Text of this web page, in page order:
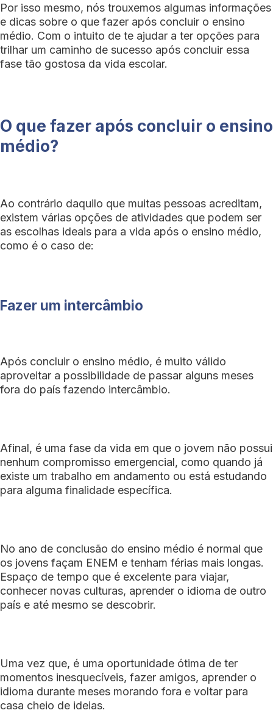
Por isso mesmo, nós trouxemos algumas informações
e dicas sobre o que fazer após concluir o ensino
médio. Com o intuito de te ajudar a ter opções para
trilhar um caminho de sucesso após concluir essa
fase tão gostosa da vida escolar.
O que fazer após concluir o ensino
médio?
Ao contrário daquilo que muitas pessoas acreditam,
existem várias opções de atividades que podem ser
as escolhas ideais para a vida após o ensino médio,
como é o caso de:
Fazer um intercâmbio
Após concluir o ensino médio, é muito válido
aproveitar a possibilidade de passar alguns meses
fora do país fazendo intercâmbio.
Afinal, é uma fase da vida em que o jovem não possui
nenhum compromisso emergencial, como quando já
existe um trabalho em andamento ou está estudando
para alguma finalidade específica.
No ano de conclusão do ensino médio é normal que
os jovens façam ENEM e tenham férias mais longas.
Espaço de tempo que é excelente para viajar,
conhecer novas culturas, aprender o idioma de outro
país e até mesmo se descobrir.
Uma vez que, é uma oportunidade ótima de ter
momentos inesquecíveis, fazer amigos, aprender o
idioma durante meses morando fora e voltar para
casa cheio de ideias.